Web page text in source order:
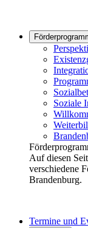
Soziale
Auf diesen
verschiedene
Brandenburg.
Termine und